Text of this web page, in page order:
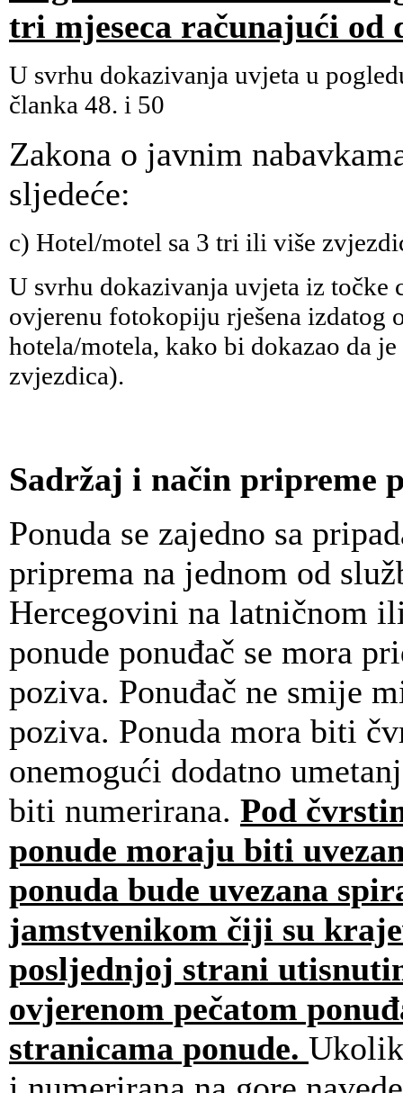
tri mjeseca računajući od
U svrhu dokazivanja uvjeta u
članka 48. i 50
Zakona o javnim
sljedeće:
c) Hotel/motel sa 3 tri ili više
U svrhu dokazivanja uvjeta iz
ovjerenu fotokopiju rješena izdatog
hotela/motela, kako bi dokazao da
zvjezdica).
Sadržaj i način pripreme
Ponuda se zajedno sa
priprema na jednom od
Hercegovini na latničnom
ponude ponuđač se mora
poziva. Ponuđač ne smije
poziva. Ponuda mora biti
onemogući dodatno
biti numerirana. Pod
ponude moraju biti
ponuda bude uvezana
jamstvenikom čiji su
posljednjoj strani
ovjerenom pečatom
stranicama ponude.